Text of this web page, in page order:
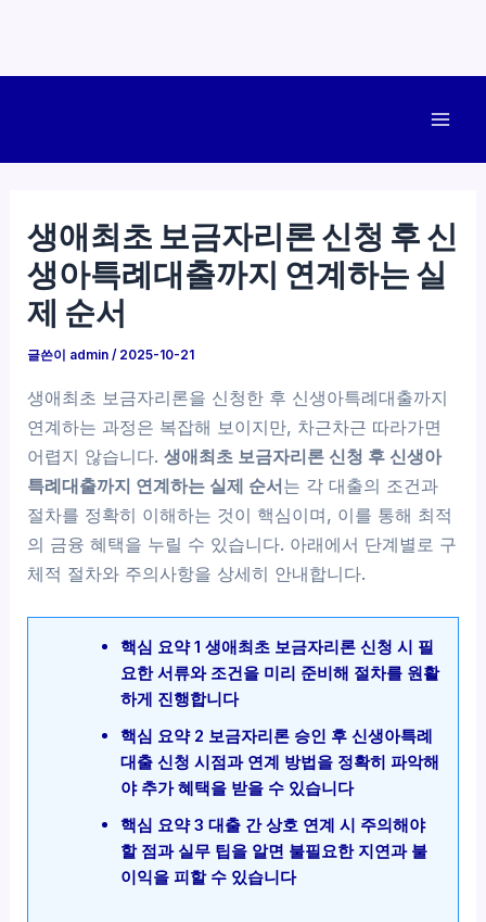
생애최초 보금자리론 신청 후 신
생아특례대출까지 연계하는 실
제 순서
글쓴이 admin/ 2025-10-21
생애최초 보금자리론을 신청한 후 신생아특례대출까지
연계하는 과정은 복잡해 보이지만, 차근차근 따라가면
어렵지 않습니다.생애최초 보금자리론 신청 후 신생아
특례대출까지 연계하는 실제 순서는 각 대출의 조건과
절차를 정확히 이해하는 것이 핵심이며, 이를 통해 최적
의 금융 혜택을 누릴 수 있습니다. 아래에서 단계별로 구
체적 절차와 주의사항을 상세히 안내합니다.
핵심 요약 1 생애최초 보금자리론 신청 시 필
요한 서류와 조건을 미리 준비해 절차를 원활
하게 진행합니다
핵심 요약 2 보금자리론 승인 후 신생아특례
대출 신청 시점과 연계 방법을 정확히 파악해
야 추가 혜택을 받을 수 있습니다
핵심 요약 3 대출 간 상호 연계 시 주의해야
할 점과 실무 팁을 알면 불필요한 지연과 불
이익을 피할 수 있습니다